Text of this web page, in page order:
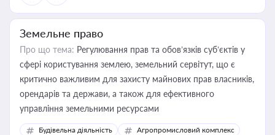
Земельне право
Про що тема: Регулювання прав та обов’язків суб’єктів у
сфері користування землею, земельний сервітут, що є
критично важливим для захисту майнових прав власників,
орендарів та держави, а також для ефективного
управління земельними ресурсами
Будівельна діяльність Агропромисловий комплекс